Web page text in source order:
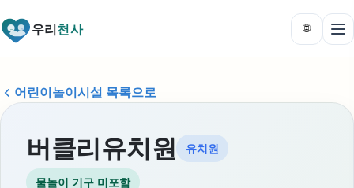
우리천사 🌐
어린이놀이시설 목록으로
버클리유치원 유치원
물놀이 기구 미포함